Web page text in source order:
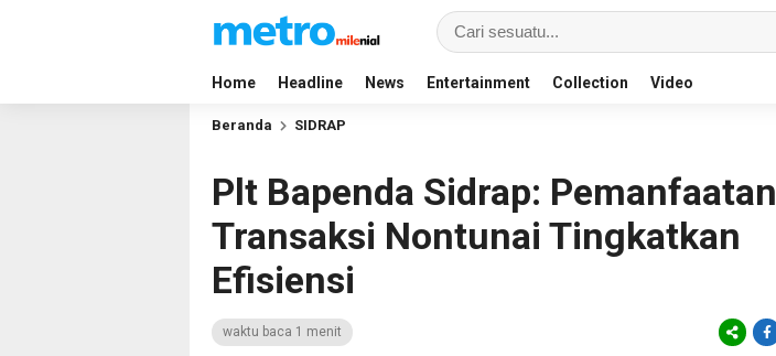
Home Headline News Entertainment Collection Video
Beranda SIDRAP
Plt Bapenda Sidrap: Pemanfaatan
Transaksi Nontunai Tingkatkan
Efisiensi
waktu baca 1 menit